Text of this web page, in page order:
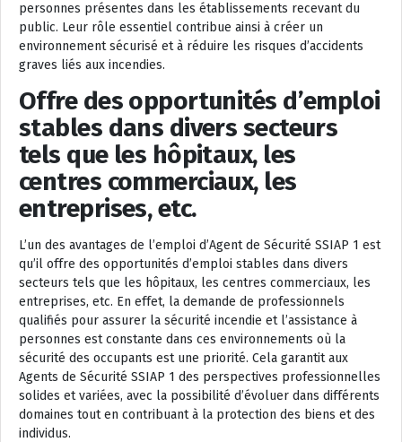
personnes présentes dans les établissements recevant du
public. Leur rôle essentiel contribue ainsi à créer un
environnement sécurisé et à réduire les risques d’accidents
graves liés aux incendies.
Offre des opportunités d’emploi
stables dans divers secteurs
tels que les hôpitaux, les
centres commerciaux, les
entreprises, etc.
L’un des avantages de l’emploi d’Agent de Sécurité SSIAP 1 est
qu’il offre des opportunités d’emploi stables dans divers
secteurs tels que les hôpitaux, les centres commerciaux, les
entreprises, etc. En effet, la demande de professionnels
qualifiés pour assurer la sécurité incendie et l’assistance à
personnes est constante dans ces environnements où la
sécurité des occupants est une priorité. Cela garantit aux
Agents de Sécurité SSIAP 1 des perspectives professionnelles
solides et variées, avec la possibilité d’évoluer dans différents
domaines tout en contribuant à la protection des biens et des
individus.